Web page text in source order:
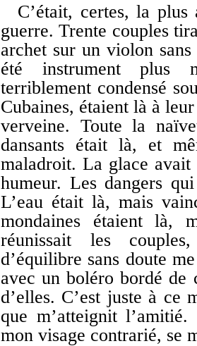
C’était, certes, la plus
guerre. Trente couples
archet sur un violon
été instrument plus
terriblement condensé
Cubaines, étaient là à
verveine. Toute la
dansants était là, et
maladroit. La glace
humeur. Les dangers
L’eau était là, mais
mondaines étaient là,
réunissait les
d’équilibre sans doute
avec un boléro bordé de
d’elles. C’est juste à ce
que m’atteignit
mon visage contrarié, se